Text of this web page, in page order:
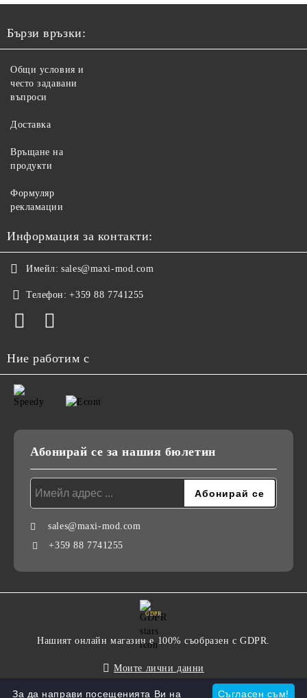
Бързи връзки:
Общи условия и
често задавани
въпроси
Доставка
Връщане на
продукти
Формуляр
рекламации
Информация за контакти:
Имейл: sales@maxi-mod.com
Телефон: +359 88 7741255
Ние работим с
Абонирай се за нашия бюлетин
sales@maxi-mod.com
+359 88 7741255
GDPR
Нашият онлайн магазин е 100% съобразен с GDPR.
Моите лични данни
Съгласен съм!
За да направи посещенията Ви на